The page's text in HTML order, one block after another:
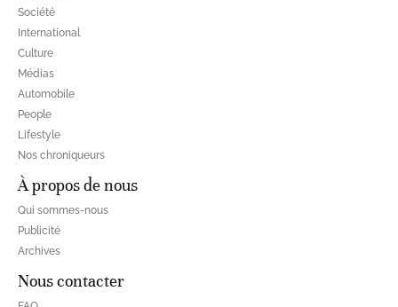
Société
International
Culture
Médias
Automobile
People
Lifestyle
Nos chroniqueurs
À propos de nous
Qui sommes-nous
Publicité
Archives
Nous contacter